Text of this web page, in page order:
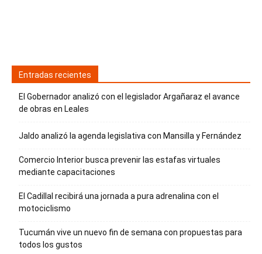
Entradas recientes
El Gobernador analizó con el legislador Argañaraz el avance
de obras en Leales
Jaldo analizó la agenda legislativa con Mansilla y Fernández
Comercio Interior busca prevenir las estafas virtuales
mediante capacitaciones
El Cadillal recibirá una jornada a pura adrenalina con el
motociclismo
Tucumán vive un nuevo fin de semana con propuestas para
todos los gustos